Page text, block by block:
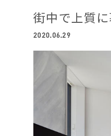
街中で上質
2020.06.29